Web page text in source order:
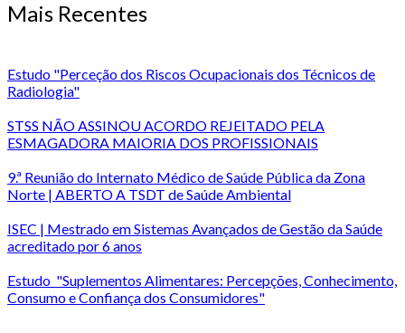
Mais Recentes
Estudo "Perceção dos Riscos Ocupacionais dos Técnicos de
Radiologia"
STSS NÃO ASSINOU ACORDO REJEITADO PELA
ESMAGADORA MAIORIA DOS PROFISSIONAIS
9.ª Reunião do Internato Médico de Saúde Pública da Zona
Norte | ABERTO A TSDT de Saúde Ambiental
ISEC | Mestrado em Sistemas Avançados de Gestão da Saúde
acreditado por 6 anos
Estudo "Suplementos Alimentares: Percepções, Conhecimento,
Consumo e Confiança dos Consumidores"